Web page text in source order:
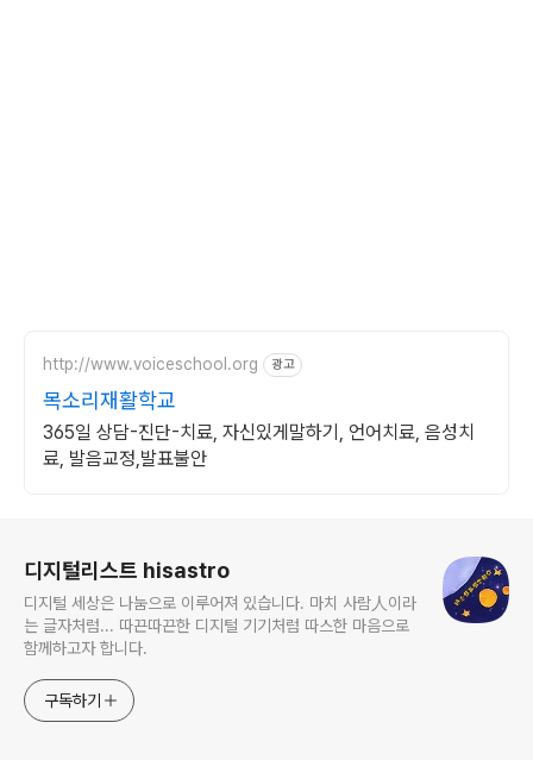
http://www.voiceschool.org 광고
목소리재활학교
365일 상담-진단-치료, 자신있게말하기, 언어치료, 음성치
료, 발음교정,발표불안
디지털리스트 hisastro
디지털 세상은 나눔으로 이루어져 있습니다. 마치 사람人이라
는 글자처럼... 따끈따끈한 디지털 기기처럼 따스한 마음으로
함께하고자 합니다.
구독하기